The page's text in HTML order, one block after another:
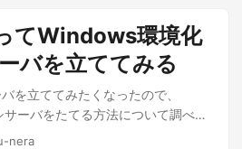
てWindows環境化
バを立ててみる
を立ててみたくなったので、
ーバをたてる方法について調べて
nera